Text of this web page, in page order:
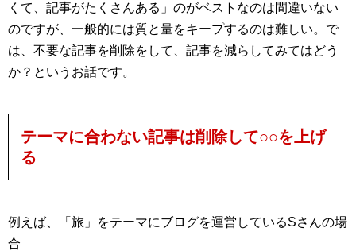
くて、記事がたくさんある」のがベストなのは間違いない
のですが、一般的には質と量をキープするのは難しい。で
は、不要な記事を削除をして、記事を減らしてみてはどう
か？というお話です。
テーマに合わない記事は削除して○○を上げ
る
例えば、「旅」をテーマにブログを運営しているSさんの場
合